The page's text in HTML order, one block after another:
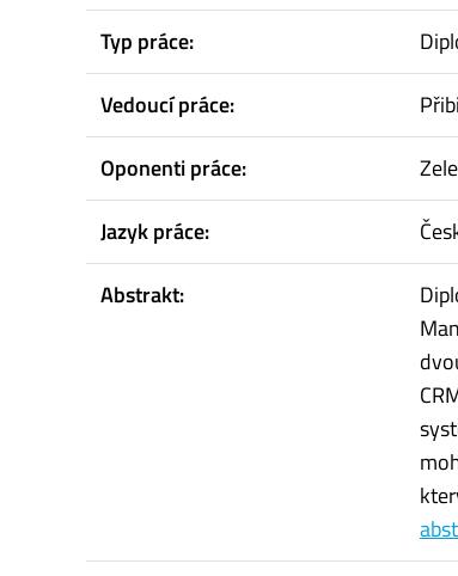
Typ práce:
Vedoucí práce:
Oponenti práce:
Jazyk práce:
Abstrakt: